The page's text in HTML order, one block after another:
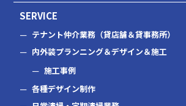
SERVICE
テナント仲介業務（貸店舗＆貸事務所）
内外装プランニング＆デザイン＆施工
施工事例
各種デザイン制作